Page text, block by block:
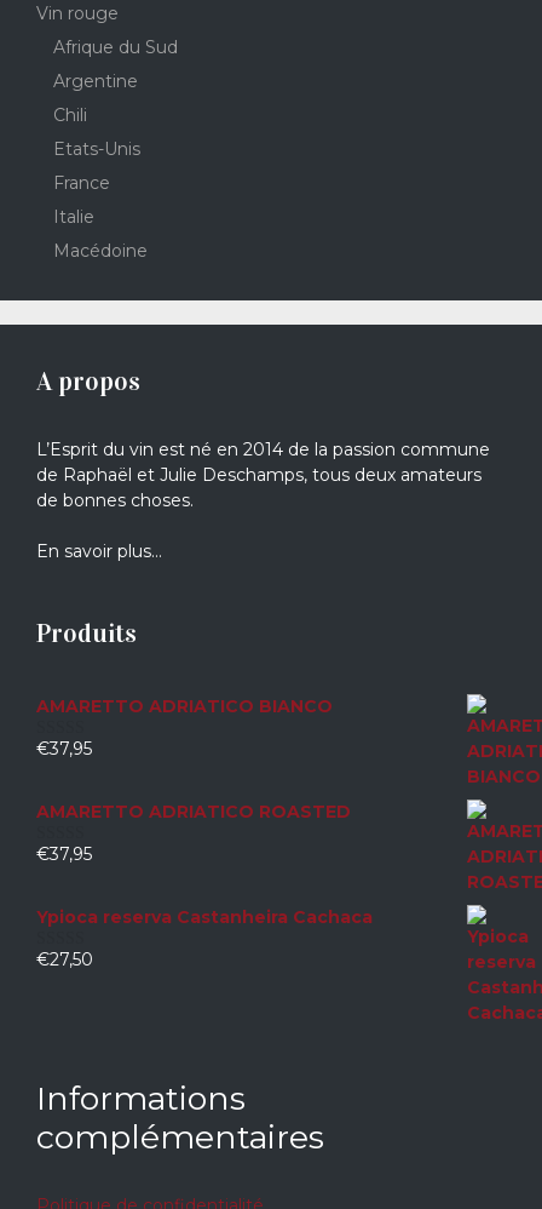
Vin rouge
Afrique du Sud
Argentine
Chili
Etats-Unis
France
Italie
Macédoine
A propos
L’Esprit du vin est né en 2014 de la passion commune
de Raphaël et Julie Deschamps, tous deux amateurs
de bonnes choses.
En savoir plus…
Produits
AMARETTO ADRIATICO BIANCO
0
€37,95
AMARETTO ADRIATICO ROASTED
0
€37,95
Ypioca reserva Castanheira Cachaca
0
€27,50
Informations
complémentaires